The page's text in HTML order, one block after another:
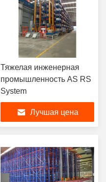
Тяжелая инженерная
промышленность AS RS
System
Лучшая цена